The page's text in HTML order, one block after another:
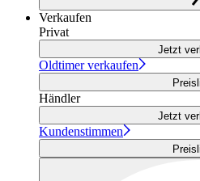
Verkaufen
Privat
Jetzt
Oldtimer verkaufen
Händler
Jetzt
Kundenstimmen